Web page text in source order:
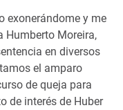
exonerándome y me
Humberto Moreira,
en diversos
el amparo
de queja para
de interés de Huber